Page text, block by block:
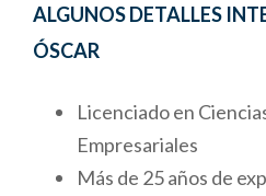
ALGUNOS DETALLES
ÓSCAR
Licenciado en
Empresariales
Más de 25 años de